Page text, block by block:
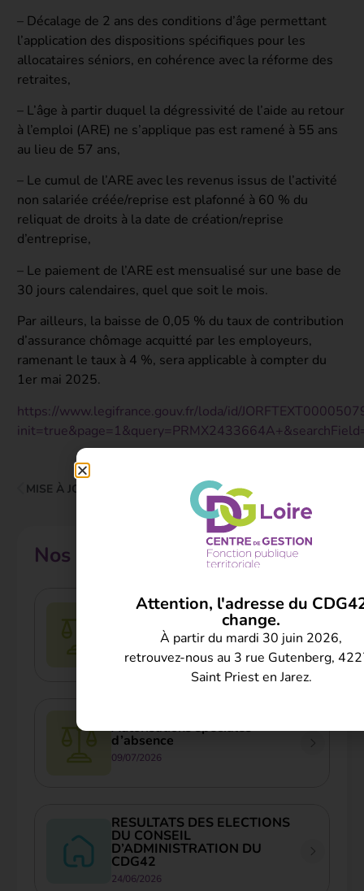
– Décalage de 2 ans des conditions d’âge permettant
l’application des dispositions spécifiques pour les
allocataires séniors, en cohérence avec la réforme des
retraites,
– L’âge à partir duquel la dégressivité de l’aide au retour
à l’emploi (ARE) ne s’applique pas est ramené à 55 ans
au lieu de 57 ans,
– Le cumul de l’ARE avec les revenus issus de l’activité
non salariée créée/reprise est plafonné à 60 % du
reliquat de droits à la date de création/reprise
d’entreprise,
– Le paiement de l’ARE est mensualisé sur une base de
30 jours calendaires, quel que soit le mois.
Par ailleurs, la baisse de 0,05 % du taux de contribution
d’assurance chômage acquitté par les employeurs,
ramenant le taux à 4 %, sera applicable à compter du
1er mai 2025.
https://www.legifrance.gouv.fr/loda/id/
TEMPS PARTIEL
Nos autres actualités
Chaleur intense, canicule et
travail des agents publics : les
précautions prévues par la
réglementation
09/07/2026
Autorisations spéciales
d’absence
09/07/2026
RESULTATS DES ELECTIONS
DU CONSEIL
D’ADMINISTRATION DU
CDG42
24/06/2026
Attention, l'adresse du
change.
À partir du mardi 30 juin 2026,
retrouvez-nous au 3 rue Gutenberg,
Saint Priest en Jarez.